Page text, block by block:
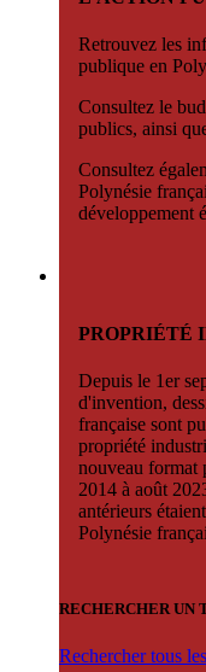
Retrouvez les
publique en
Consultez le
publics, ainsi
Consultez
Polynésie
développement
PROPRIÉTÉ
Depuis le 1er
d'invention,
française sont
propriété
nouveau format
2014 à août
antérieurs
Polynésie
RECHERCHER UN
Rechercher tous